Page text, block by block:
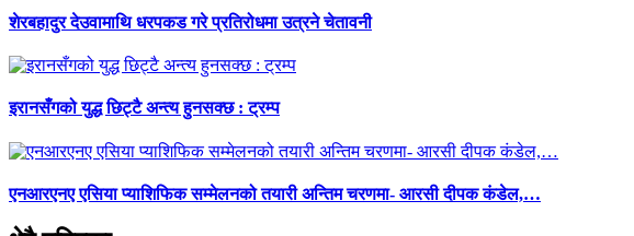
शेरबहादुर देउवामाथि धरपकड गरे प्रतिरोधमा उत्रने चेतावनी
इरानसँगको युद्ध छिट्टै अन्त्य हुनसक्छ : ट्रम्प
एनआरएनए एसिया प्याशिफिक सम्मेलनको तयारी अन्तिम चरणमा- आरसी दीपक कंडेल,…